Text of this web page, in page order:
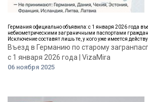
Германия официально объявила: с 1 января 2026 года
небиометрическими заграничными паспортами
Исключение составят лишь те, у кого уже имеется
Въезд в Германию по старому
с 1 января 2026 года | VizaMira
06 ноября 2025